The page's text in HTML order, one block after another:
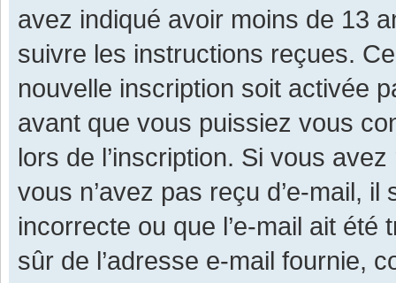
avez indiqué avoir moins de 13
suivre les instructions reçues.
nouvelle inscription soit activée
avant que vous puissiez vous
lors de l’inscription. Si vous
vous n’avez pas reçu d’e-mail,
incorrecte ou que l’e-mail ait
sûr de l’adresse e-mail fournie,